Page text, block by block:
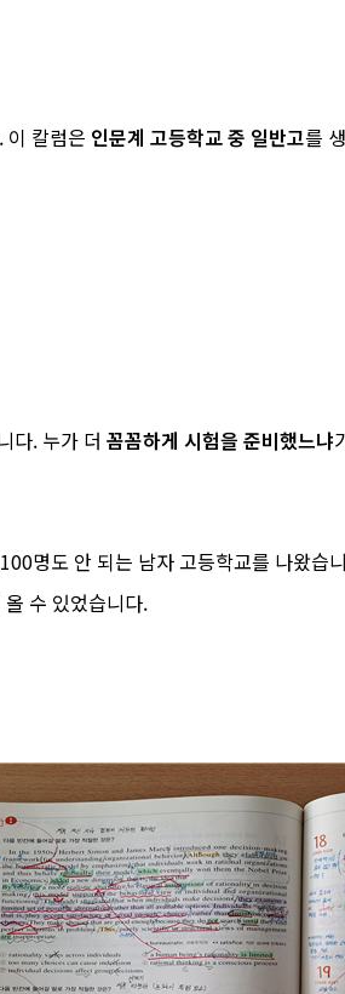
이 칼럼은 인문계 고등학교 중 일반고를
다. 누가 더 꼼꼼하게 시험을 준비했느냐
명도 안 되는 남자 고등학교를 나왔
올 수 있었습니다.